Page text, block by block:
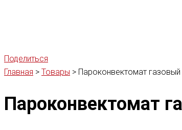
Поделиться
Главная > Товары > Пароконвектомат
Пароконвектомат